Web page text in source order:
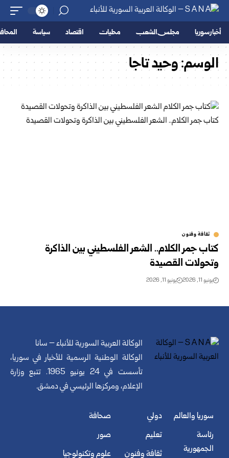
أخبار سوريا مجلس الشعب محليات اقتصاد سياسة
الوسم:وحيد تاجا
ثقافة وفنون
كتاب جمر الكلام.. الشعر الفلسطيني بين الذاكرة
وتحولات القصيدة
يونيو 11, 2026 يونيو 11, 2026
الوكالة العربية السورية للأنباء – سانا
الوكالة الوطنية الرسمية للأخبار في سوريا،
تأسست في 24 يونيو 1965. تتبع وزارة
الإعلام، ومركزها الرئيسي في دمشق.
سوريا والعالم
رئاسة
الجمهورية
دولي
تعليم
ثقافة وفنون
صحافة
صور
علوم وتكنولوجيا